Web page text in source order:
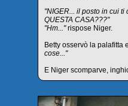
"NIGER... il posto in cui
QUESTA CASA???"
"Hm..."rispose Niger.
Betty osservò la palafitta
cose..."
E Niger scomparve,